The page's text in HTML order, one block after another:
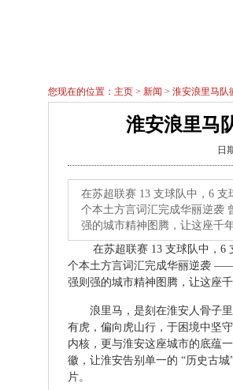
您现在的位置： 主页 > 新闻 > 淮安浪里马队
淮安浪里马
日
在苏超联赛 13 支球队中，6
个本土方言词汇完成华丽逆袭
强的城市精神图腾，让这座千
在苏超联赛 13 支球队中，6
个本土方言词汇完成华丽逆袭
强则强的城市精神图腾，让这座
浪里马，是刻在淮安人骨子
有虎，偏向虎山行，于困境中坚
内核，更与淮安这座城市的底蕴
徽，让淮安告别单一的 “历史古
片。